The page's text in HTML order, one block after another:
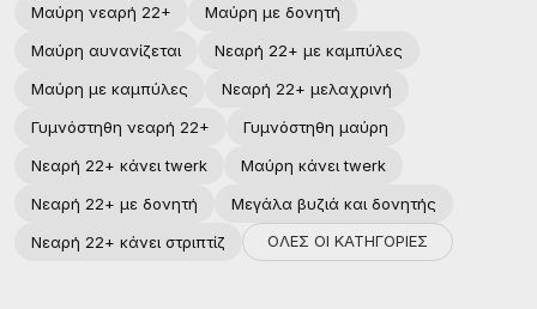
Μαύρη νεαρή 22+
Μαύρη με δονητή
Μαύρη αυνανίζεται
Νεαρή 22+ με καμπύλες
Μαύρη με καμπύλες
Νεαρή 22+ μελαχρινή
Γυμνόστηθη νεαρή 22+
Γυμνόστηθη μαύρη
Νεαρή 22+ κάνει twerk
Μαύρη κάνει twerk
Νεαρή 22+ με δονητή
Μεγάλα βυζιά και δονητής
Νεαρή 22+ κάνει στριπτίζ
ΟΛΕΣ ΟΙ ΚΑΤΗΓΟΡΙΕΣ